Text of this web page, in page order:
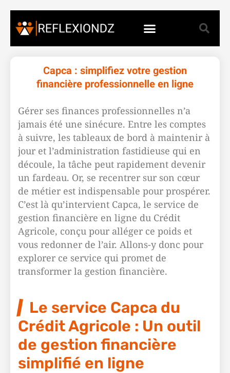
Capca : simplifiez votre gestion
financière professionnelle en ligne
Gérer ses finances professionnelles n’a
jamais été une sinécure. Entre les comptes
à suivre, les tableaux de bord à maintenir à
jour et l’administration fastidieuse qui en
découle, la tâche peut rapidement devenir
un fardeau. Or, se recentrer sur son cœur
de métier est indispensable pour prospérer.
C’est là qu’intervient Capca, le service de
gestion financière en ligne du Crédit
Agricole, conçu pour alléger ce poids et
vous redonner de l’air. Allons-y donc pour
explorer ce service qui promet de
transformer la gestion financière.
Le service Capca du
Crédit Agricole : Un outil
de gestion financière
simplifié en ligne